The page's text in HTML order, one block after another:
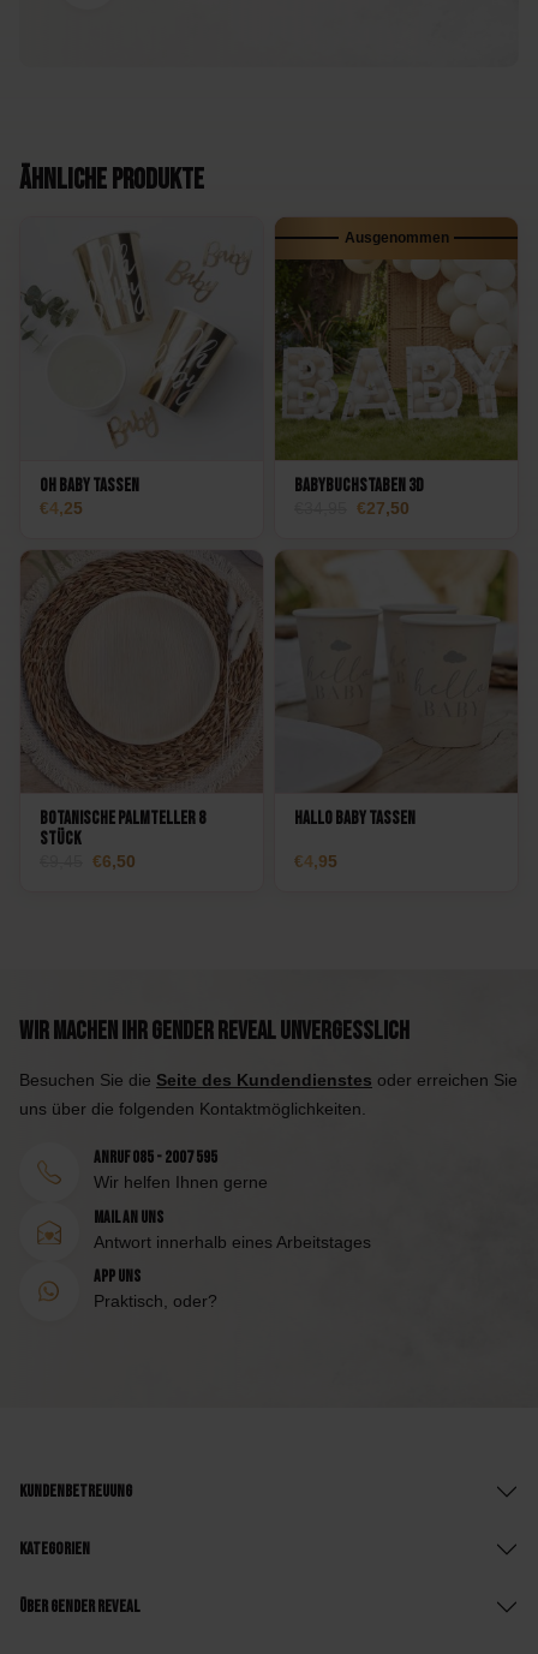
Ähnliche Produkte
Oh Baby Tassen
4,25
Ausgenommen
Babybuchstaben 3D
Oorspronkelijke
27,50
is:
Botanische Palmteller 8
Stück
Ursprünglicher
6,50
Hallo Baby Tassen
4,95
Wir machen Ihr Gender Reveal unvergesslich
Besuchen Sie die Seite des Kundendienstes oder erreichen Sie
uns über die folgenden Kontaktmöglichkeiten.
Anruf 085 - 2007 595
Wir helfen Ihnen gerne
Mail an uns
Antwort innerhalb eines Arbeitstages
App uns
Praktisch, oder?
Kundenbetreuung
Kategorien
Über Gender Reveal